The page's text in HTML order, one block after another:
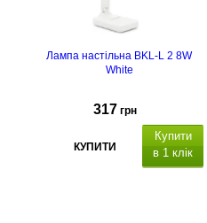
Лампа настільна BKL-L 2 8W
White
317 грн
КУПИТИ
Купити
в 1 клік